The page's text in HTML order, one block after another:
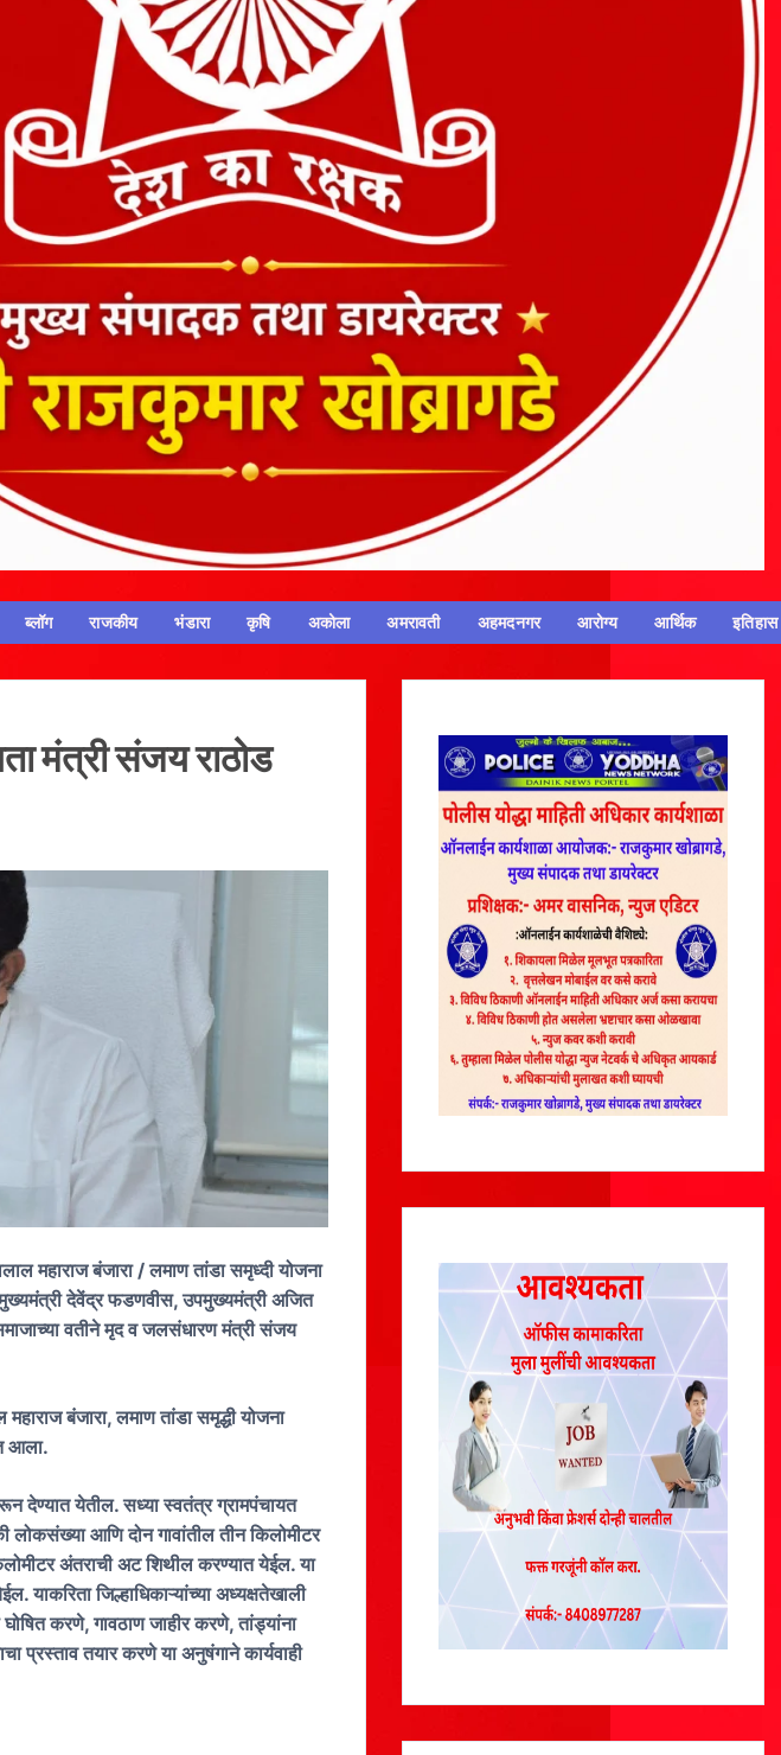
ब्लॉग राजकीय भंडारा कृषि अकोला अमरावती अहमदनगर आरोग्य आर्थिक इतिहास
मंत्री संजय राठोड
महाराज बंजारा / लमाण तांडा समृध्दी योजना
देवेंद्र फडणवीस, उपमुख्यमंत्री अजित
वतीने मृद व जलसंधारण मंत्री संजय
बंजारा, लमाण तांडा समृद्धी योजना
आला.
देण्यात येतील. सध्या स्वतंत्र ग्रामपंचायत
लोकसंख्या आणि दोन गावांतील तीन किलोमीटर
अंतराची अट शिथील करण्यात येईल. या
जिल्हाधिकाऱ्यांच्या अध्यक्षतेखाली
करणे, गावठाण जाहीर करणे, तांड्यांना
प्रस्ताव तयार करणे या अनुषंगाने कार्यवाही